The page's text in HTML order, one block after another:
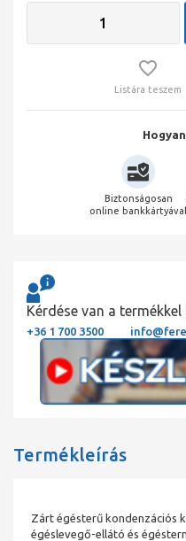
Listára teszem
Biztonságosan
online bankkártyával
Kérdése van a
+36 1 700 3500
Termékleírás
Zárt égésterű kondenzációs
égéslevegő-ellátó és